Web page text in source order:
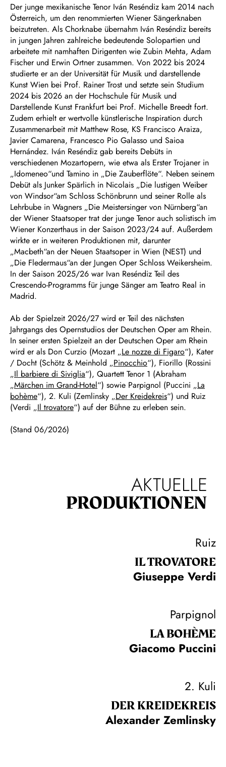
Der junge mexikanische Tenor Iván Reséndiz kam 2014 nach
Österreich, um den renommierten Wiener Sängerknaben
beizutreten. Als Chorknabe übernahm Iván Reséndiz bereits
in jungen Jahren zahlreiche bedeutende Solopartien und
arbeitete mit namhaften Dirigenten wie Zubin Mehta, Adam
Fischer und Erwin Ortner zusammen. Von 2022 bis 2024
studierte er an der Universität für Musik und darstellende
Kunst Wien bei Prof. Rainer Trost und setzte sein Studium
2024 bis 2026 an der Hochschule für Musik und
Darstellende Kunst Frankfurt bei Prof. Michelle Breedt fort.
Zudem erhielt er wertvolle künstlerische Inspiration durch
Zusammenarbeit mit Matthew Rose, KS Francisco Araiza,
Javier Camarena, Francesco Pio Galasso und Saioa
Hernández. Iván Reséndiz gab bereits Debüts in
verschiedenen Mozartopern, wie etwa als Erster Trojaner in
„Idomeneo“und Tamino in „Die Zauberflöte“. Neben seinem
Debüt als Junker Spärlich in Nicolais „Die lustigen Weiber
von Windsor“am Schloss Schönbrunn und seiner Rolle als
Lehrbube in Wagners „Die Meistersinger von Nürnberg“an
der Wiener Staatsoper trat der junge Tenor auch solistisch im
Wiener Konzerthaus in der Saison 2023/24 auf. Außerdem
wirkte er in weiteren Produktionen mit, darunter
„Macbeth“an der Neuen Staatsoper in Wien (NEST) und
„Die Fledermaus“an der Jungen Oper Schloss Weikersheim.
In der Saison 2025/26 war Ivan Reséndiz Teil des
Crescendo-Programms für junge Sänger am Teatro Real in
Madrid.
Ab der Spielzeit 2026/27 wird er Teil des nächsten
Jahrgangs des Opernstudios der Deutschen Oper am Rhein.
In seiner ersten Spielzeit an der Deutschen Oper am Rhein
wird er als Don Curzio (Mozart „Le nozze di Figaro“), Kater
/ Docht (Schötz & Meinhold „Pinocchio“), Fiorillo (Rossini
„Il barbiere di Siviglia“), Quartett Tenor 1 (Abraham
„Märchen im Grand-Hotel“) sowie Parpignol (Puccini „La
bohème“), 2. Kuli (Zemlinsky „Der Kreidekreis“) und Ruiz
(Verdi „Il trovatore“) auf der Bühne zu erleben sein.
(Stand 06/2026)
AKTUELLE
PRODUKTIONEN
Ruiz
IL TROVA­TORE
Giuseppe Verdi
Parpignol
LA BOHÈME
Giacomo Puccini
2. Kuli
DER KREIDE­KREIS
Alexander Zemlinsky